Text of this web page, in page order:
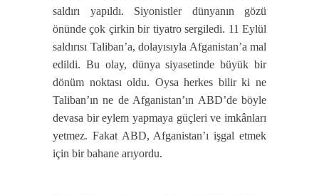
saldırı yapıldı. Siyonistler dünyanın gözü
önünde çok çirkin bir tiyatro sergiledi. 11 Eylül
saldırısı Taliban’a, dolayısıyla Afganistan’a mal
edildi. Bu olay, dünya siyasetinde büyük bir
dönüm noktası oldu. Oysa herkes bilir ki ne
Taliban’ın ne de Afganistan’ın ABD’de böyle
devasa bir eylem yapmaya güçleri ve imkânları
yetmez. Fakat ABD, Afganistan’ı işgal etmek
için bir bahane arıyordu.